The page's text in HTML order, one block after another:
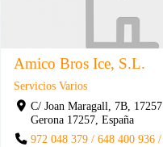
Amico Bros Ice, S.L.
Servicios Varios
C/ Joan Maragall, 7B,
Gerona 17257, España
972 048 379 / 648 400 936